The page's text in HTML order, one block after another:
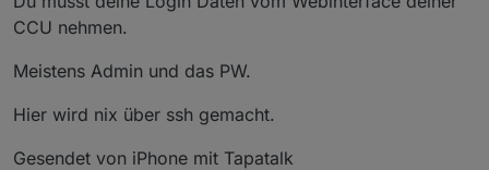
CCU nehmen.
Meistens Admin und das PW.
Hier wird nix über ssh gemacht.
Gesendet von iPhone mit Tapatalk